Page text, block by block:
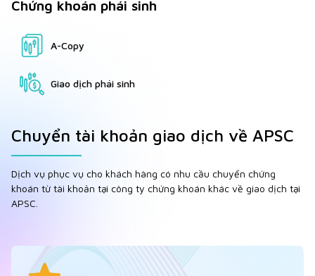
Chứng khoán phái sinh
A-Copy
Giao dịch phái sinh
Chuyển tài khoản giao dịch về APSC
Dịch vụ phục vụ cho khách hàng có nhu cầu chuyển chứng
khoán từ tài khoản tại công ty chứng khoán khác về giao dịch tại
APSC.